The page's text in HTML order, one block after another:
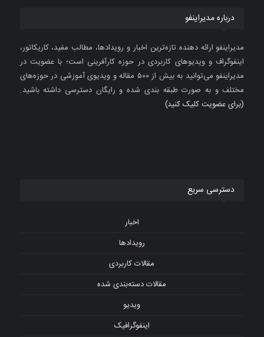
درباره مدیراینفو
مدیراینفو ارائه دهنده تازه‌ترین اخبار و رویدادها، مطالب مفید، کاریکاتور،
اینفوگراف و ویدیوهای کاربردی در حوزه کارآفرینی است؛ با عضویت در
مدیراینفو می‌توانید به بیش از ۵۰۰ مقاله و ویدیوی آموزشی در حوزه‌های
مختلف و به صورت طبقه بندی شده و رایگان دسترسی داشته باشید.
(برای عضویت کلیک کنید)
دسترسی سریع
اخبار
رویدادها
مقالات کاربردی
مقالات دسته‌بندی شده
ویدیو
اینفوگرافیک